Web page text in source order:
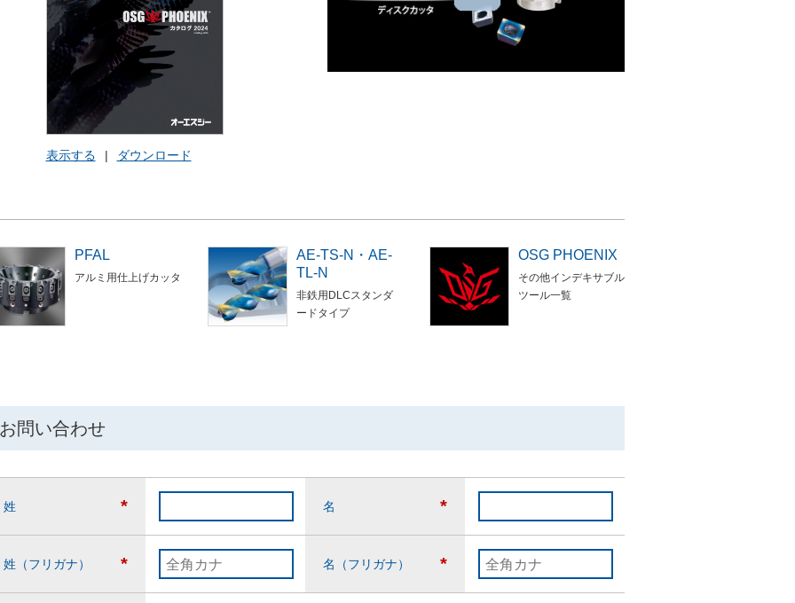
表示する | ダウンロード
PFAL
アルミ用仕上げカッタ
AE-TS-N・AE-
TL-N
非鉄用DLCスタンダ
ードタイプ
OSG PHOENIX
その他インデキサブル
ツール一覧
お問い合わせ
*
姓 *
名
*
姓（フリガナ） *
名（フリガナ）